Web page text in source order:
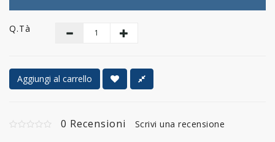
Q.tà
Aggiungi al carrello
0 Recensioni Scrivi una recensione